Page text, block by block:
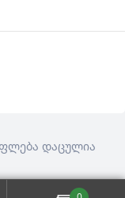
დაცულია